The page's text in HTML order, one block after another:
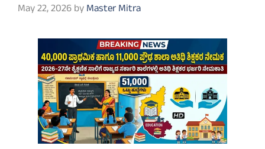
May 22, 2026byMaster Mitra